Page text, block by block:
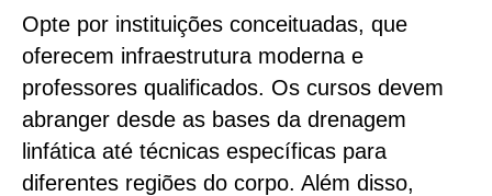
Opte por instituições conceituadas, que
oferecem infraestrutura moderna e
professores qualificados. Os cursos devem
abranger desde as bases da drenagem
linfática até técnicas específicas para
diferentes regiões do corpo. Além disso,